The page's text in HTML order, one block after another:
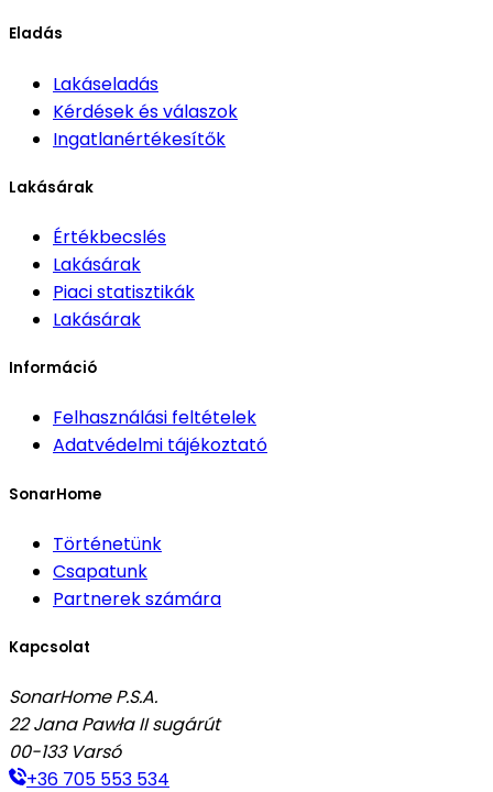
Eladás
Lakáseladás
Kérdések és válaszok
Ingatlanértékesítők
Lakásárak
Értékbecslés
Lakásárak
Piaci statisztikák
Lakásárak
Információ
Felhasználási feltételek
Adatvédelmi tájékoztató
SonarHome
Történetünk
Csapatunk
Partnerek számára
Kapcsolat
SonarHome P.S.A.
22 Jana Pawła II sugárút
00-133 Varsó
+36 705 553 534